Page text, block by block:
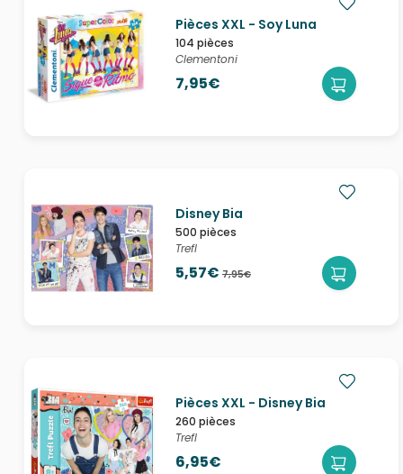
Pièces XXL - Soy Luna
104 pièces
Clementoni
7,95€
Disney Bia
500 pièces
Trefl
5,57€ 7,95€
Pièces XXL - Disney Bia
260 pièces
Trefl
6,95€